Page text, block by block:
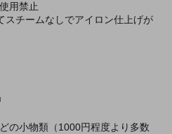
用禁止
スチームなしでアイロン仕上げが
の小物類（1000円程度より多数